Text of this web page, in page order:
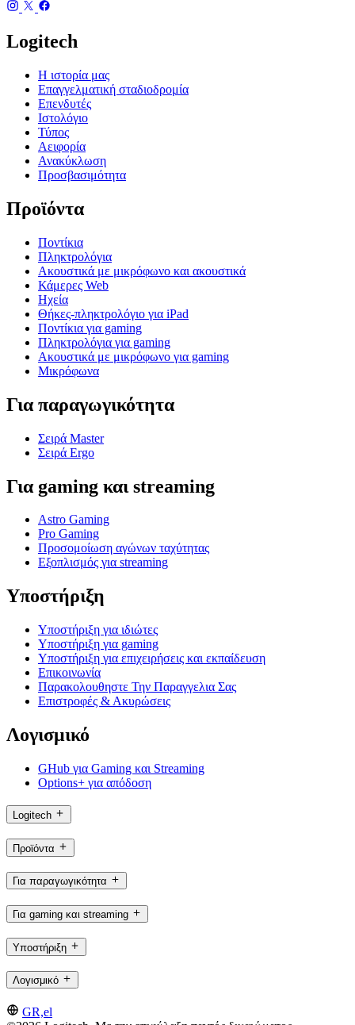
Logitech
Η ιστορία μας
Επαγγελματική σταδιοδρομία
Επενδυτές
Ιστολόγιο
Τύπος
Αειφορία
Ανακύκλωση
Προσβασιμότητα
Προϊόντα
Ποντίκια
Πληκτρολόγια
Ακουστικά με μικρόφωνο και ακουστικά
Κάμερες Web
Ηχεία
Θήκες-πληκτρολόγιο για iPad
Ποντίκια για gaming
Πληκτρολόγια για gaming
Ακουστικά με μικρόφωνο για gaming
Μικρόφωνα
Για παραγωγικότητα
Σειρά Master
Σειρά Ergo
Για gaming και streaming
Astro Gaming
Pro Gaming
Προσομοίωση αγώνων ταχύτητας
Εξοπλισμός για streaming
Υποστήριξη
Υποστήριξη για ιδιώτες
Υποστήριξη για gaming
Υποστήριξη για επιχειρήσεις και εκπαίδευση
Επικοινωνία
Παρακολουθηστε Την Παραγγελια Σας
Επιστροφές & Ακυρώσεις
Λογισμικό
GHub για Gaming και Streaming
Options+ για απόδοση
Logitech
Προϊόντα
Για παραγωγικότητα
Για gaming και streaming
Υποστήριξη
Λογισμικό
GR,el